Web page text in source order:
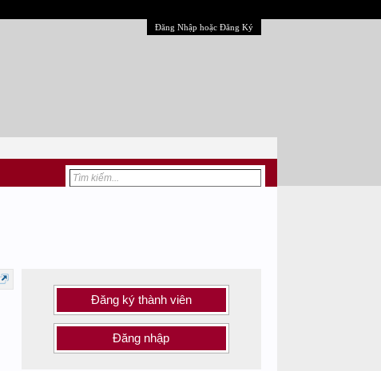
Đăng Nhập hoặc Đăng Ký
Đăng ký thành viên
Đăng nhập